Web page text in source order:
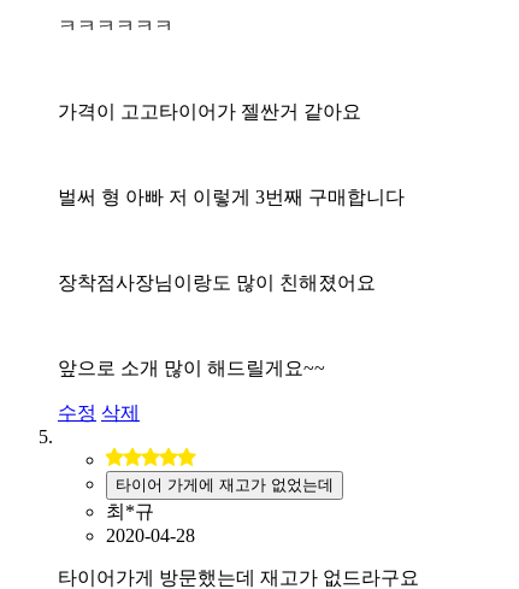
ㅋㅋㅋㅋㅋㅋ
가격이 고고타이어가 젤싼거 같아요
벌써 형 아빠 저 이렇게 3번째 구매합니다
장착점사장님이랑도 많이 친해졌어요
앞으로 소개 많이 해드릴게요~~
수정 삭제
타이어 가게에 재고가 없었는데
최*규
2020-04-28
타이어가게 방문했는데 재고가 없드라구요